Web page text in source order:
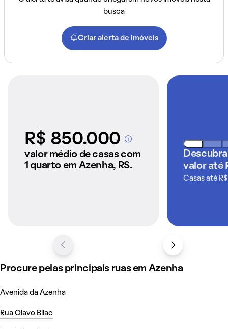
busca
Criar alerta de imóveis
R$ 850.000A partir dos imóveis
valor médio de casas com
1 quarto em Azenha, RS.
valor até
Casas até
Procure pelas principais ruas em Azenha
Avenida da Azenha
Rua Olavo Bilac